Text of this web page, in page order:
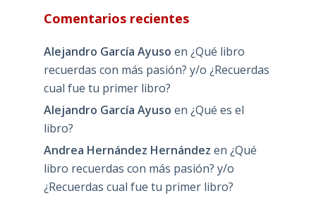
Comentarios recientes
Alejandro García Ayuso en ¿Qué libro
recuerdas con más pasión? y/o ¿Recuerdas
cual fue tu primer libro?
Alejandro García Ayuso en ¿Qué es el
libro?
Andrea Hernández Hernández en ¿Qué
libro recuerdas con más pasión? y/o
¿Recuerdas cual fue tu primer libro?